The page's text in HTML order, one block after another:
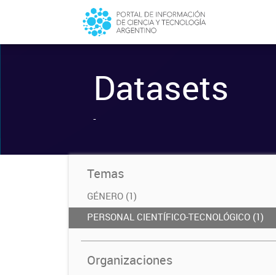
Datasets
-
Temas
GÉNERO (1)
PERSONAL CIENTÍFICO-TECNOLÓGICO (1)
Organizaciones